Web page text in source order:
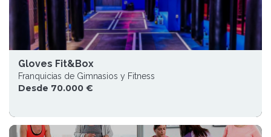
Gloves Fit&Box
Franquicias de Gimnasios y Fitness
Desde 70.000 €